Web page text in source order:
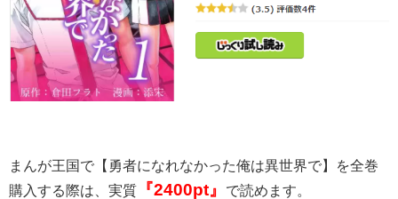
まんが王国で【勇者になれなかった俺は異世界で】を全巻
購入する際は、実質 『2400pt』 で読めます。